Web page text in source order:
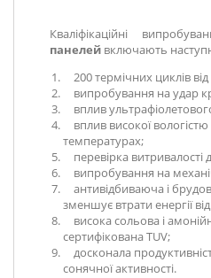
Кваліфікаційні
панелей включають
200 термічних циклів від
випробування на удар
вплив
вплив високої
температурах;
перевірка витривалості
випробування на
антивідбиваюча і
зменшує втрати енергії
висока сольова і
сертифікована TUV;
досконала
сонячної активності.